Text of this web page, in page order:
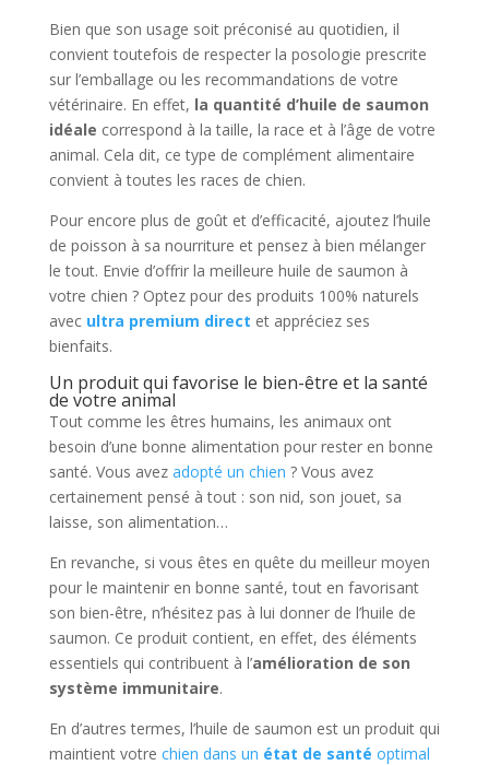
Bien que son usage soit préconisé au quotidien, il
convient toutefois de respecter la posologie prescrite
sur l’emballage ou les recommandations de votre
vétérinaire. En effet, la quantité d’huile de saumon
idéale correspond à la taille, la race et à l’âge de votre
animal. Cela dit, ce type de complément alimentaire
convient à toutes les races de chien.
Pour encore plus de goût et d’efficacité, ajoutez l’huile
de poisson à sa nourriture et pensez à bien mélanger
le tout. Envie d’offrir la meilleure huile de saumon à
votre chien ? Optez pour des produits 100% naturels
avec ultra premium direct et appréciez ses
bienfaits.
Un produit qui favorise le bien-être et la santé
de votre animal
Tout comme les êtres humains, les animaux ont
besoin d’une bonne alimentation pour rester en bonne
santé. Vous avez adopté un chien ? Vous avez
certainement pensé à tout : son nid, son jouet, sa
laisse, son alimentation…
En revanche, si vous êtes en quête du meilleur moyen
pour le maintenir en bonne santé, tout en favorisant
son bien-être, n’hésitez pas à lui donner de l’huile de
saumon. Ce produit contient, en effet, des éléments
essentiels qui contribuent à l’amélioration de son
système immunitaire.
En d’autres termes, l’huile de saumon est un produit qui
maintient votre chien dans un état de santé optimal